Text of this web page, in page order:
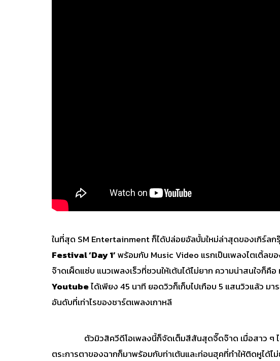
ในที่สุด SM Entertainment ก็ได้ปล่อยอัลบั้มใหม่ล่าสุดของเกิร์ลก
Festival ‘Day 1’พร้อมกับ Music Video แรกเป็นเพลงไตเติ้ลข
จ๊าดเผ็ดแซ่บ แนวเพลงเร็วที่ชวนให้เต้นได้ไม่ยาก ความน่าสนใจก็
Youtubeได้เพียง 45 นาที ยอดวิวก็เก็บไปเกือบ 5 แสนวิวแล้ว มา
อันดับที่เท่าไรของชาร์ตเพลงเกาหลี
ตัวมิวสิควีดีโอเพลงนี้ก็จัดเต็มสีสันสุดจี๊ดจ๊าด เมื่อสาว ๆ ได้
ตระการตาของฉากก็มาพร้อมกับท่าเต้นและท่อนฮุคที่ทำให้ติดหูได้ไ